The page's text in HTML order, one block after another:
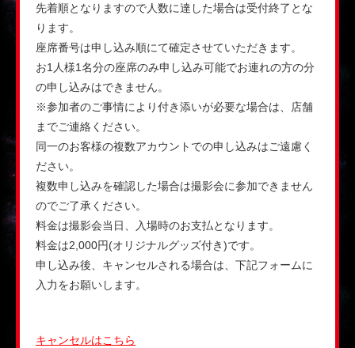
先着順となりますので人数に達した場合は受付終了とな
ります。
座席番号は申し込み順にて確定させていただきます。
お1人様1名分の座席のみ申し込み可能でお連れの方の分
の申し込みはできません。
※参加者のご事情により付き添いが必要な場合は、店舗
までご連絡ください。
同一のお客様の複数アカウントでの申し込みはご遠慮く
ださい。
複数申し込みを確認した場合は撮影会に参加できません
のでご了承ください。
料金は撮影会当日、入場時のお支払となります。
料金は2,000円(オリジナルグッズ付き)です。
申し込み後、キャンセルされる場合は、下記フォームに
入力をお願いします。
キャンセルはこちら